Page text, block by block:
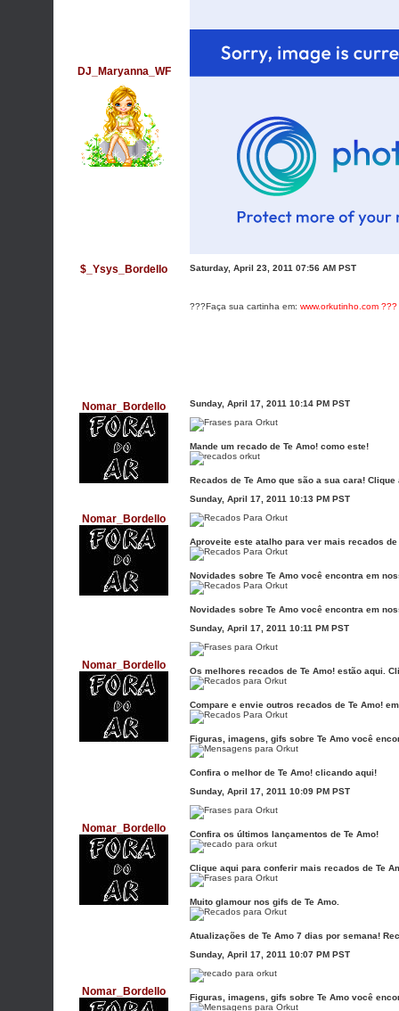
DJ_Maryanna_WF
$_Ysys_Bordello Saturday, April 23, 2011 07:56 AM PST
???Faça sua cartinha em: www.orkutinho.com ???
Nomar_Bordello Sunday, April 17, 2011 10:14 PM PST
Mande um recado de Te Amo! como este!
Recados de Te Amo que são a sua cara! Clique
Nomar_Bordello
Sunday, April 17, 2011 10:13 PM PST
Aproveite este atalho para ver mais recados de
Novidades sobre Te Amo você encontra em
Novidades sobre Te Amo você encontra em
Nomar_Bordello
Sunday, April 17, 2011 10:11 PM PST
Os melhores recados de Te Amo! estão aqui.
Compare e envie outros recados de Te Amo!
Figuras, imagens, gifs sobre Te Amo você
Confira o melhor de Te Amo! clicando aqui!
Nomar_Bordello
Sunday, April 17, 2011 10:09 PM PST
Confira os últimos lançamentos de Te Amo!
Clique aqui para conferir mais recados de Te
Muito glamour nos gifs de Te Amo.
Atualizações de Te Amo 7 dias por semana!
Nomar_Bordello
Sunday, April 17, 2011 10:07 PM PST
Figuras, imagens, gifs sobre Te Amo você